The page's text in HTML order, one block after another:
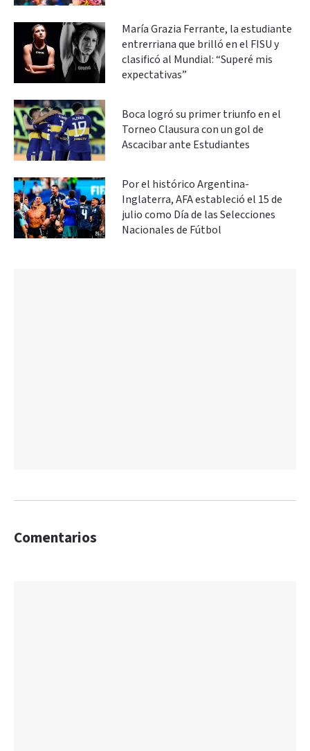
María Grazia Ferrante, la estudiante
entrerriana que brilló en el FISU y
clasificó al Mundial: “Superé mis
expectativas”
Boca logró su primer triunfo en el
Torneo Clausura con un gol de
Ascacibar ante Estudiantes
Por el histórico Argentina-
Inglaterra, AFA estableció el 15 de
julio como Día de las Selecciones
Nacionales de Fútbol
Comentarios